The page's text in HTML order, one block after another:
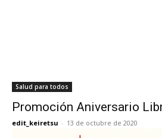
Salud para todos
Promoción Aniversario
edit_keiretsu - 13 de octubre de 2020